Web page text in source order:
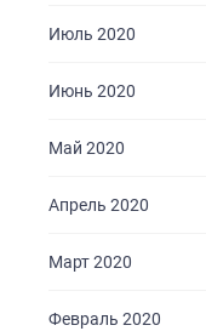
Июль 2020
Июнь 2020
Май 2020
Апрель 2020
Март 2020
Февраль 2020